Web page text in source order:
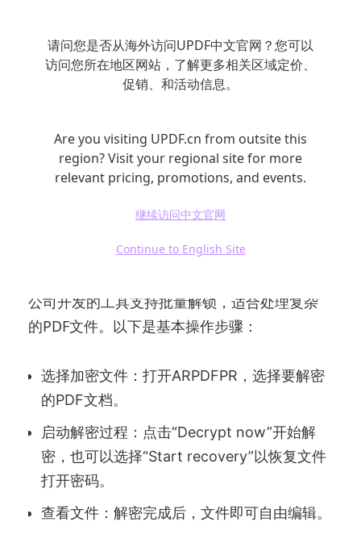
请问您是否从海外访问UPDF中文官网？您可以
访问您所在地区网站，了解更多相关区域定价、
促销、和活动信息。
Are you visiting UPDF.cn from outsite this
region? Visit your regional site for more
relevant pricing, promotions, and events.
继续访问中文官网
Continue to English Site
等待在线服务完成解密，并下载已解锁的文
据安全性，建议只使用信誉良好的在线平台。
对于加密强度较高或需要批量解密的PDF文件，
公司开发的工具支持批量解锁，适合处理复杂
的PDF文件。以下是基本操作步骤：
选择加密文件：打开ARPDFPR，选择要解密
的PDF文档。
启动解密过程：点击“Decrypt now”开始解
密，也可以选择“Start recovery”以恢复文件
打开密码。
查看文件：解密完成后，文件即可自由编辑。